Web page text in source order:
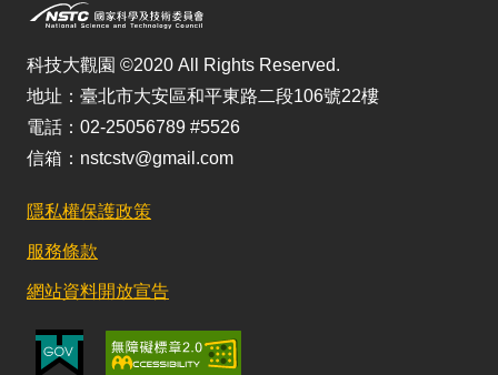
科技大觀園 ©2020 All Rights Reserved.
地址：臺北市大安區和平東路二段106號22樓
電話：02-25056789 #5526
信箱：nstcstv@gmail.com
隱私權保護政策
服務條款
網站資料開放宣告